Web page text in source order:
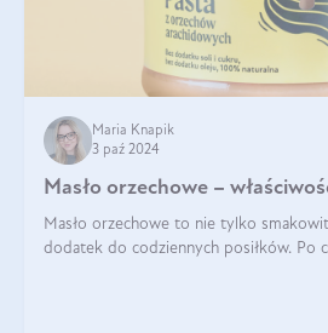
Maria Knapik
3 paź 2024
Masło orzechowe –
Masło orzechowe to nie tylko
dodatek do codziennych posiłków. Po